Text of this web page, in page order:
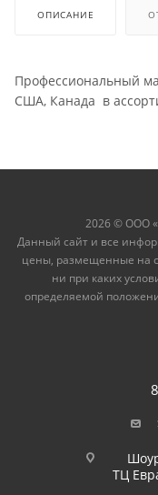
ОПИСАНИЕ
Профессиональный
США, Канада в
2026 © ООО
Данный сайт и все
цены, размещенные на
ни при каких
определяемой
ТЦ